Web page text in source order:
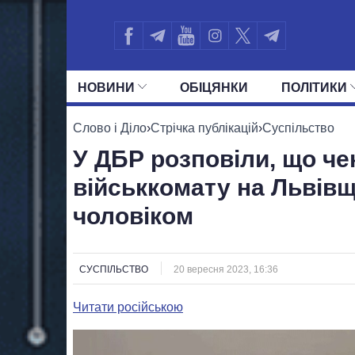
НОВИНИ ОБIЦЯНКИ ПОЛIТИКИ
УСІ ПОЛІТИКИ ПРЕЗИДЕНТ І ОФІС
Слово і Діло›Стрічка публікацій›Суспільство
У ДБР розповіли, що
військкомату на
чоловіком
СУСПІЛЬСТВО 20 вересня 2023, 16:36
Читати російською